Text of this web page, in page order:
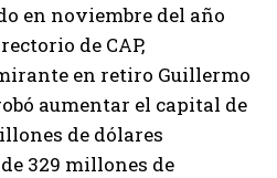
en noviembre del año
de CAP,
en retiro Guillermo
aumentar el capital de
de dólares
329 millones de